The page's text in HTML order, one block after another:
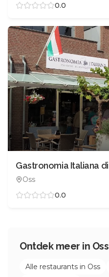
0.0
Oss
0.0
Ontdek meer in Oss
Alle restaurants in Oss